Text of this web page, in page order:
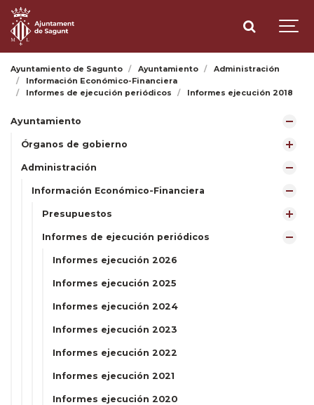
Ayuntamiento de Sagunto Ayuntamiento
Administración
Información Económico-Financiera
Informes de ejecución periódicos
Informes ejecución 2018
Ayuntamiento
Órganos de gobierno
Administración
Información Económico-Financiera
Presupuestos
Informes de ejecución periódicos
Informes ejecución 2026
Informes ejecución 2025
Informes ejecución 2024
Informes ejecución 2023
Informes ejecución 2022
Informes ejecución 2021
Informes ejecución 2020